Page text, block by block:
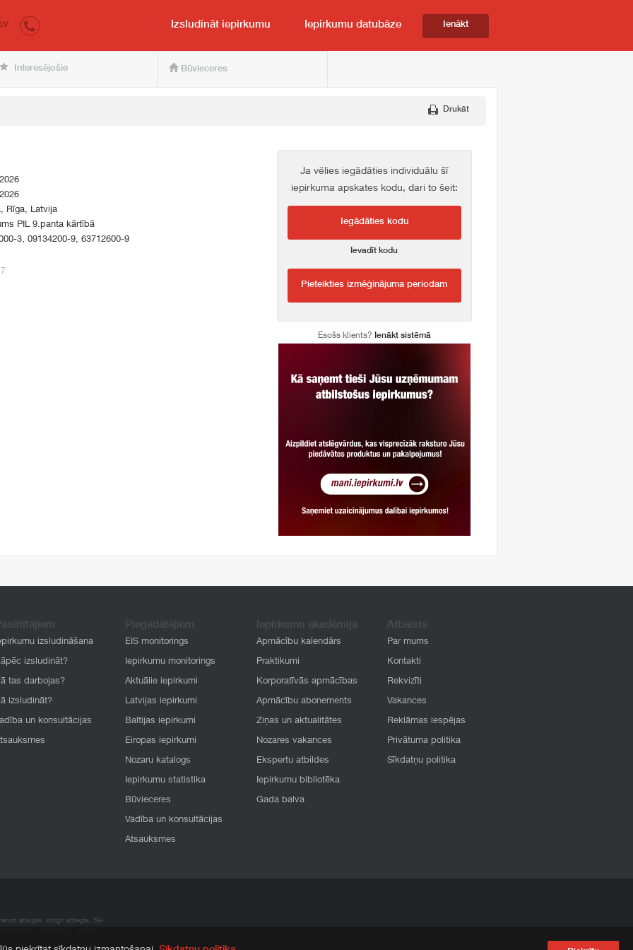
pircējam un pārdevējam
LV Izsludināt iepirkumu Iepirkumu datubāze Ienākt
Interesējošie Būvieceres
Drukāt
Rīga, Latvija
PIL 9.panta kārtībā
3, 09134200-9, 63712600-9
Ja vēlies iegādāties individuālu šī
iepirkuma apskates kodu, dari to šeit:
Iegādāties kodu
Ievadīt kodu
Pieteikties izmēģinājuma periodam
Esošs klients? Ienākt sistēmā
izsludināšana
izsludināt?
tas darbojas?
izsludināt?
un konsultācijas
Piegādātājiem
EIS monitorings
Iepirkumu monitorings
Aktuālie iepirkumi
Latvijas iepirkumi
Baltijas iepirkumi
Eiropas iepirkumi
Nozaru katalogs
Iepirkumu statistika
Būvieceres
Vadība un konsultācijas
Atsauksmes
Iepirkumu akadēmija
Apmācību kalendārs
Praktikumi
Korporatīvās apmācības
Apmācību abonements
Ziņas un aktualitātes
Nozares vakances
Ekspertu atbildes
Iepirkumu bibliotēka
Gada balva
Atbalsts
Par mums
Kontakti
Rekvizīti
Vakances
Reklāmas iespējas
Privātuma politika
Sīkdatņu politika
atļaujas, stingri aizliegta. SIA